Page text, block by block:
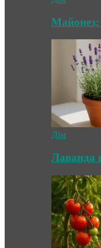
Майонез:
Дім
Лаванда